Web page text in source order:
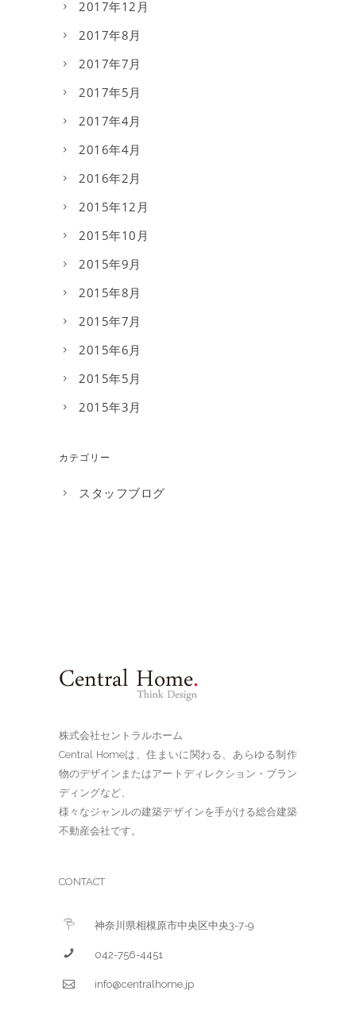
2017年12月
2017年8月
2017年7月
2017年5月
2017年4月
2016年4月
2016年2月
2015年12月
2015年10月
2015年9月
2015年8月
2015年7月
2015年6月
2015年5月
2015年3月
カテゴリー
スタッフブログ
株式会社セントラルホーム
Central Homeは、住まいに関わる、あらゆる制作
物のデザインまたはアートディレクション・ブラン
ディングなど、
様々なジャンルの建築デザインを手がける総合建築
不動産会社です。
CONTACT
神奈川県相模原市中央区中央3-7-9
042-756-4451
info@centralhome.jp